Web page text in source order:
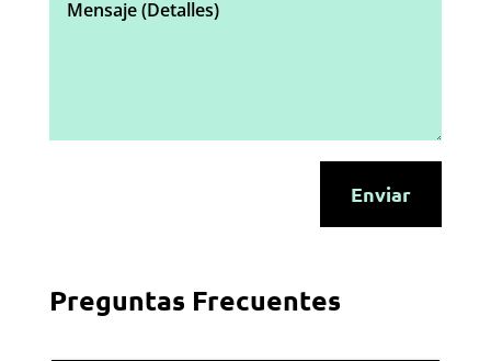
Enviar
Preguntas Frecuentes